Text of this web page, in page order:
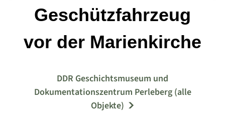
Geschützfahrzeug
vor der Marienkirche
DDR Geschichtsmuseum und
Dokumentationszentrum Perleberg (alle
Objekte)